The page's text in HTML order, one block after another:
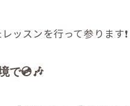
ッスンを行って参ります❗️
で💿️🎶